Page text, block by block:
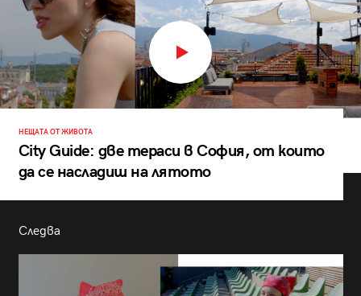
НЕЩАТА ОТ ЖИВОТА
City Guide: две тераси в София, от които
да се насладиш на лятото
Следва